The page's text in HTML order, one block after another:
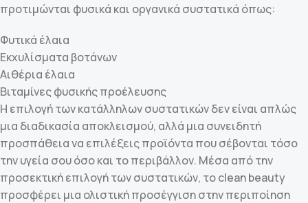
προτιμώνται φυσικά και οργανικά συστατικά όπως:
Φυτικά έλαια
Εκχυλίσματα βοτάνων
Αιθέρια έλαια
Βιταμίνες φυσικής προέλευσης
Η επιλογή των κατάλληλων συστατικών δεν είναι απλώς
μια διαδικασία αποκλεισμού, αλλά μια συνειδητή
προσπάθεια να επιλέξεις προϊόντα που σέβονται τόσο
την υγεία σου όσο και το περιβάλλον. Μέσα από την
προσεκτική επιλογή των συστατικών, το clean beauty
προσφέρει μια ολιστική προσέγγιση στην περιποίηση